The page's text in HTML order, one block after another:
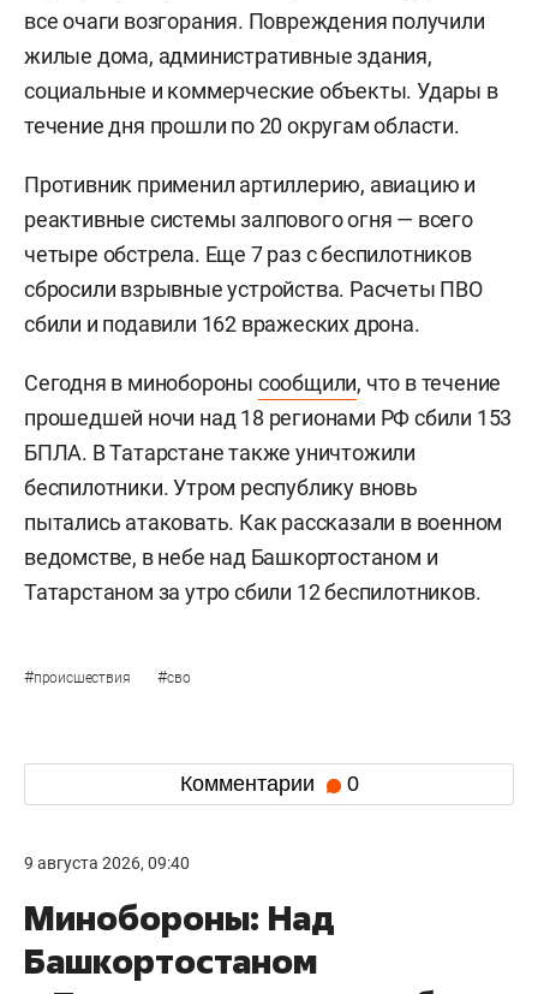
все очаги возгорания. Повреждения получили
жилые дома, административные здания,
социальные и коммерческие объекты. Удары в
течение дня прошли по 20 округам области.
Противник применил артиллерию, авиацию и
реактивные системы залпового огня — всего
четыре обстрела. Еще 7 раз с беспилотников
сбросили взрывные устройства. Расчеты ПВО
сбили и подавили 162 вражеских дрона.
Сегодня в минобороны сообщили, что в течение
прошедшей ночи над 18 регионами РФ сбили 153
БПЛА. В Татарстане также уничтожили
беспилотники. Утром республику вновь
пытались атаковать. Как рассказали в военном
ведомстве, в небе над Башкортостаном и
Татарстаном за утро сбили 12 беспилотников.
#происшествия #сво
Комментарии 0
9 августа 2026, 09:40
Минобороны: Над
Башкортостаном